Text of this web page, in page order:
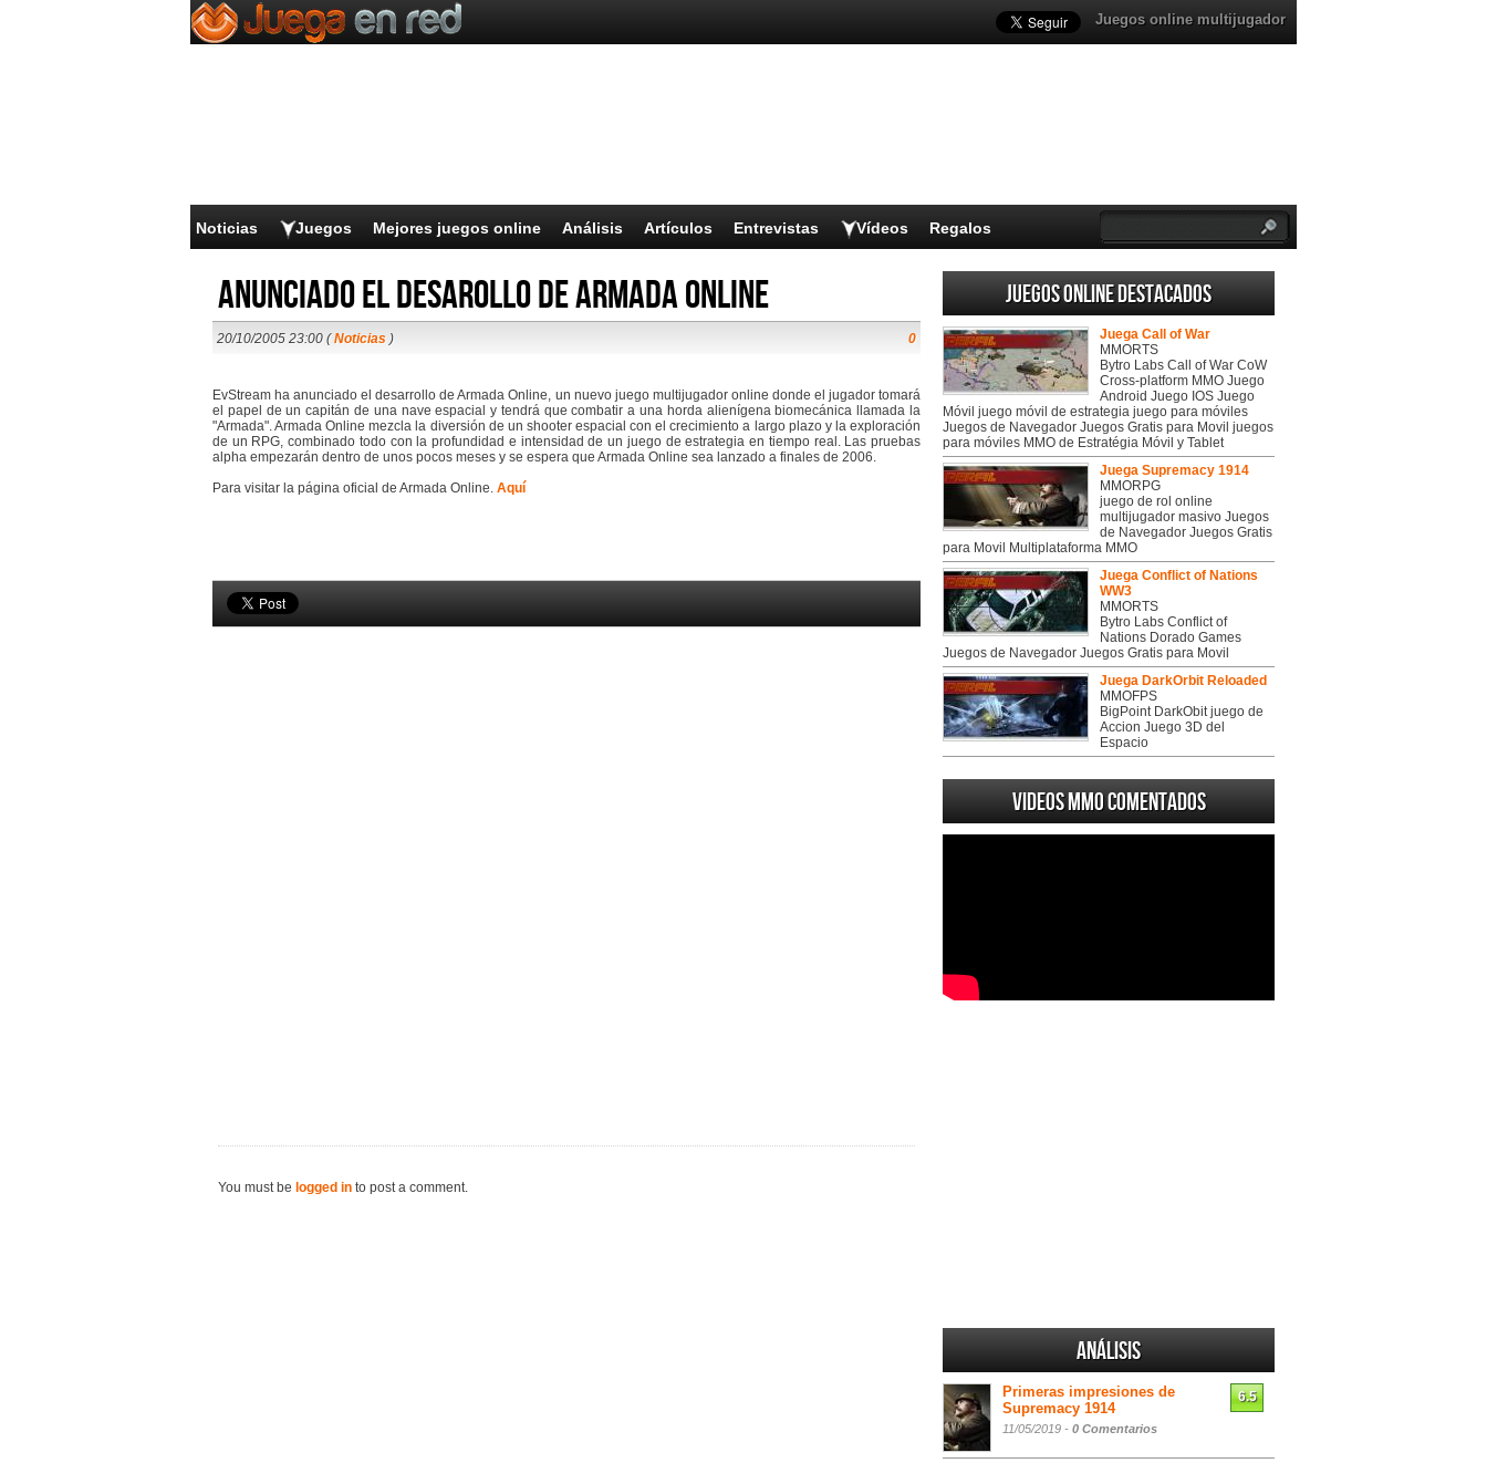
Juegos online multijugador
Noticias Juegos Mejores juegos online Análisis Artículos Entrevistas Vídeos Regalos
Anunciado el desarollo de Armada Online
20/10/2005 23:00 (Noticias ) 0
EvStream ha anunciado el desarrollo de Armada Online, un nuevo juego multijugador online donde el jugador tomará
el papel de un capitán de una nave espacial y tendrá que combatir a una horda alienígena biomecánica llamada la
"Armada". Armada Online mezcla la diversión de un shooter espacial con el crecimiento a largo plazo y la exploración
de un RPG, combinado todo con la profundidad e intensidad de un juego de estrategia en tiempo real. Las pruebas
alpha empezarán dentro de unos pocos meses y se espera que Armada Online sea lanzado a finales de 2006.
Para visitar la página oficial de Armada Online. Aquí
You must be logged in to post a comment.
Juegos online destacados
Juega Call of War
MMORTS
Bytro Labs Call of War CoW
Cross-platform MMO Juego
Android Juego IOS Juego
Móvil juego móvil de estrategia juego para móviles
Juegos de Navegador Juegos Gratis para Movil juegos
para móviles MMO de Estratégia Móvil y Tablet
Juega Supremacy 1914
MMORPG
juego de rol online
multijugador masivo Juegos
de Navegador Juegos Gratis
para Movil Multiplataforma MMO
Juega Conflict of Nations
WW3
MMORTS
Bytro Labs Conflict of
Nations Dorado Games
Juegos de Navegador Juegos Gratis para Movil
Juega DarkOrbit Reloaded
MMOFPS
BigPoint DarkObit juego de
Accion Juego 3D del
Espacio
Videos MMO Comentados
Análisis
Primeras impresiones de
Supremacy 1914
11/05/2019 - 0 Comentarios
6.5